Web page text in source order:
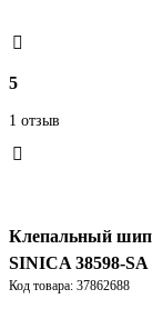
5
1 отзыв
Клепальный шип
SINICA 38598-SA
Код товара: 37862688